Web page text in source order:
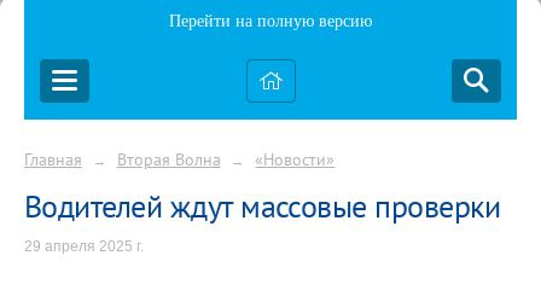
Перейти на полную версию
Главная → Вторая Волна → «Новости»
Водителей ждут массовые проверки
29 апреля 2025 г.